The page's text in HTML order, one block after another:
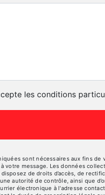
les conditions
sont nécessaires aux fins
votre message. Les données
disposez de droits d’accès, de
autorité de contrôle, ainsi que
électronique à l'adresse